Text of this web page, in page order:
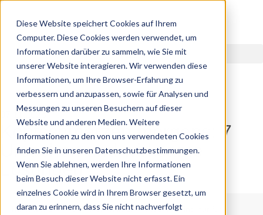
Diese Website speichert Cookies auf Ihrem
Computer. Diese Cookies werden verwendet, um
Informationen darüber zu sammeln, wie Sie mit
unserer Website interagieren. Wir verwenden diese
Informationen, um Ihre Browser-Erfahrung zu
verbessern und anzupassen, sowie für Analysen und
Messungen zu unseren Besuchern auf dieser
Website und anderen Medien. Weitere
Informationen zu den von uns verwendeten Cookies
finden Sie in unseren Datenschutzbestimmungen.
Wenn Sie ablehnen, werden Ihre Informationen
beim Besuch dieser Website nicht erfasst. Ein
einzelnes Cookie wird in Ihrem Browser gesetzt, um
daran zu erinnern, dass Sie nicht nachverfolgt
07.11.2025
Kopfschmerzen morgens: 7
Ursachen und wirksame
Lösungen
Hinweis:Die Informationen in diesem Artikel sind nur für